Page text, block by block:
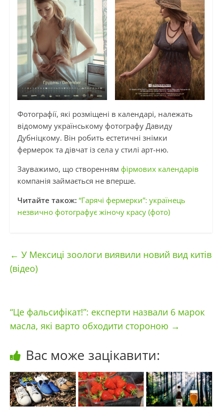
Фотографії, які розміщені в календарі, належать
відомому українському фотографу Давиду
Дубніцкому. Він робить естетичні знімки
фермерок та дівчат із села у стилі арт-ню.
Зауважимо, що створенням фірмових календарів
компанія займається не вперше.
Читайте також: “Гарячі фермерки”: українець
незвично фотографує жіночу красу (фото)
← У Мексиці зоологи виявили новий вид китів
(відео)
“Це фальсифікат!”: експерти назвали 6 марок
масла, які варто обходити стороною →
Вас може зацікавити: